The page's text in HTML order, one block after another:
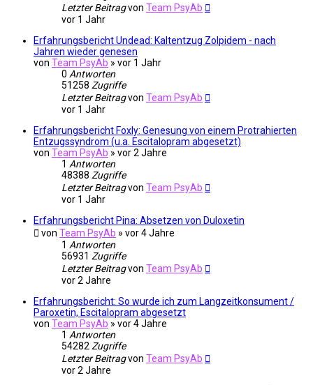
Letzter Beitragvon Team PsyAb
vor 1 Jahr
Erfahrungsbericht Undead: Kaltentzug Zolpidem - nach
Jahren wieder genesen
von Team PsyAb » vor 1 Jahr
0 Antworten
51258 Zugriffe
Letzter Beitragvon Team PsyAb
vor 1 Jahr
Erfahrungsbericht Foxly: Genesung von einem Protrahierten
Entzugssyndrom (u.a. Escitalopram abgesetzt)
von Team PsyAb » vor 2 Jahre
1 Antworten
48388 Zugriffe
Letzter Beitragvon Team PsyAb
vor 1 Jahr
Erfahrungsbericht Pina: Absetzen von Duloxetin
von Team PsyAb » vor 4 Jahre
1 Antworten
56931 Zugriffe
Letzter Beitragvon Team PsyAb
vor 2 Jahre
Erfahrungsbericht: So wurde ich zum Langzeitkonsument /
Paroxetin, Escitalopram abgesetzt
von Team PsyAb » vor 4 Jahre
1 Antworten
54282 Zugriffe
Letzter Beitragvon Team PsyAb
vor 2 Jahre